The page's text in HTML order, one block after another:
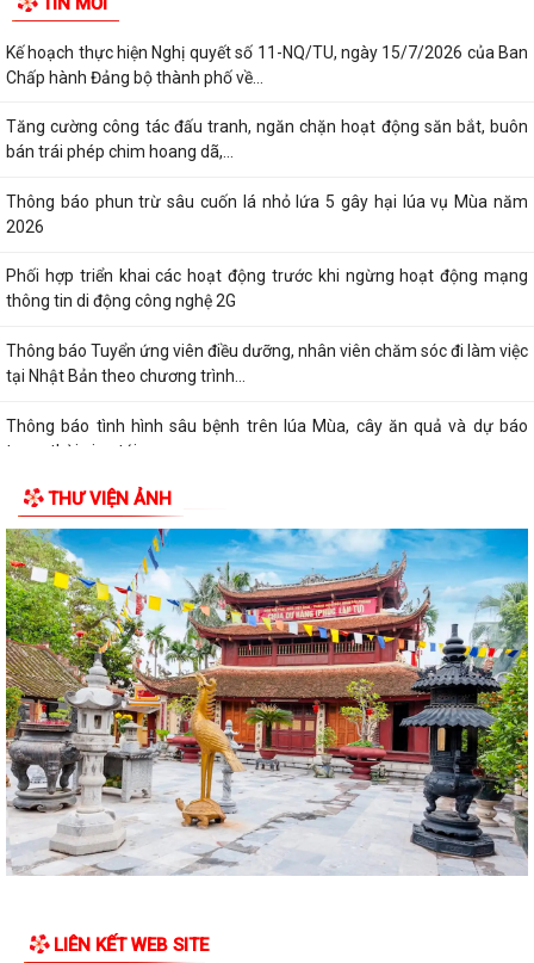
Kế hoạch thực hiện Nghị quyết số 11-NQ/TU, ngày 15/7/2026 của Ban
Chấp hành Đảng bộ thành phố về...
Tăng cường công tác đấu tranh, ngăn chặn hoạt động săn bắt, buôn
bán trái phép chim hoang dã,...
Thông báo phun trừ sâu cuốn lá nhỏ lứa 5 gây hại lúa vụ Mùa năm
2026
Phối hợp triển khai các hoạt động trước khi ngừng hoạt động mạng
thông tin di động công nghệ 2G
Thông báo Tuyển ứng viên điều dưỡng, nhân viên chăm sóc đi làm việc
tại Nhật Bản theo chương trình...
Thông báo tình hình sâu bệnh trên lúa Mùa, cây ăn quả và dự báo
trong thời gian tới
THƯ VIỆN ẢNH
LIÊN KẾT WEB SITE